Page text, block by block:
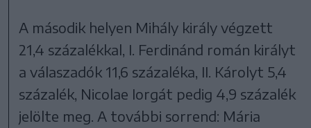
A második helyen Mihály király végzett
21,4 százalékkal, I. Ferdinánd román királyt
a válaszadók 11,6 százaléka, II. Károlyt 5,4
százalék, Nicolae Iorgát pedig 4,9 százalék
jelölte meg. A további sorrend: Mária